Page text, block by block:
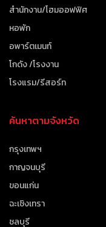
สำนักงาน/โฮมออฟฟิศ
หอพัก
อพาร์ตเมนท์
โกดัง /โรงงาน
โรงแรม/รีสอร์ท
ค้นหาตามจังหวัด
กรุงเทพฯ
กาญจนบุรี
ขอนแก่น
ฉะเชิงเทรา
ชลบุรี